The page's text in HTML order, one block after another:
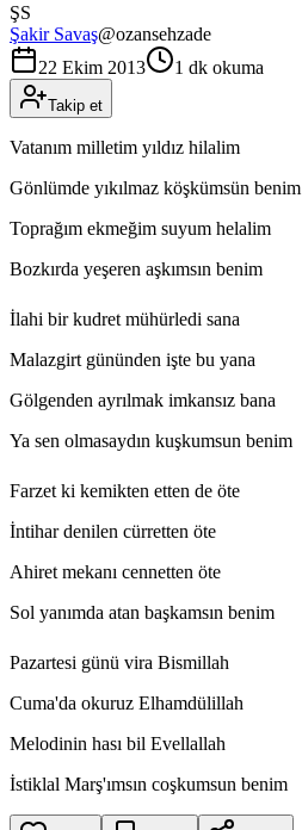
ŞS
Şakir Savaş@ozansehzade
22 Ekim 2013
1 dk okuma
Takip et
Vatanım milletim yıldız hilalim
Gönlümde yıkılmaz köşkümsün benim
Toprağım ekmeğim suyum helalim
Bozkırda yeşeren aşkımsın benim
İlahi bir kudret mühürledi sana
Malazgirt gününden işte bu yana
Gölgenden ayrılmak imkansız bana
Ya sen olmasaydın kuşkumsun benim
Farzet ki kemikten etten de öte
İntihar denilen cürretten öte
Ahiret mekanı cennetten öte
Sol yanımda atan başkamsın benim
Pazartesi günü vira Bismillah
Cuma'da okuruz Elhamdülillah
Melodinin hası bil Evellallah
İstiklal Marş'ımsın coşkumsun benim